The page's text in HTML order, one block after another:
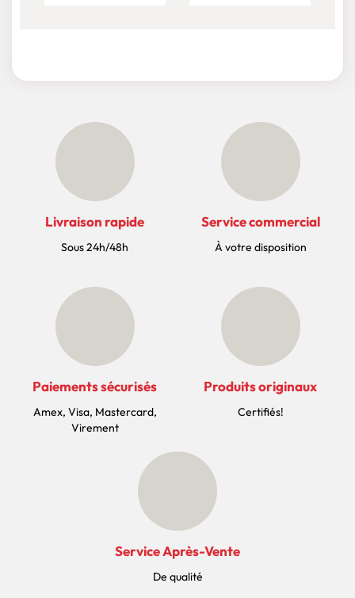
Livraison rapide
Sous 24h/48h
Service commercial
À votre disposition
Paiements sécurisés
Amex, Visa, Mastercard,
Virement
Produits originaux
Certifiés!
Service Après-Vente
De qualité